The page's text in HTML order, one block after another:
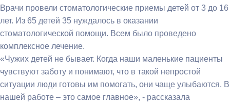
Врачи провели стоматологические приемы детей от 3 до 16
лет. Из 65 детей 35 нуждалось в оказании
стоматологической помощи. Всем было проведено
комплексное лечение.
«Чужих детей не бывает. Когда наши маленькие пациенты
чувствуют заботу и понимают, что в такой непростой
ситуации люди готовы им помогать, они чаще улыбаются. В
нашей работе – это самое главное», - рассказала